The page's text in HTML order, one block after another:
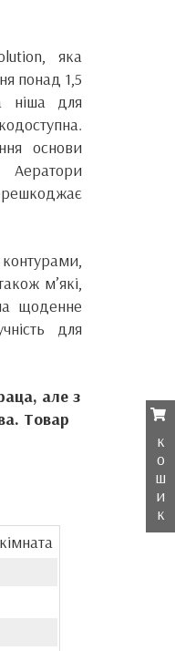
яка
понад 1,5
ніша для
основи
м’які,
щоденне
для
але з
Товар
к
о
ш
и
к